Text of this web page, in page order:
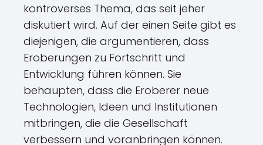
kontroverses Thema, das seit jeher
diskutiert wird. Auf der einen Seite gibt es
diejenigen, die argumentieren, dass
Eroberungen zu Fortschritt und
Entwicklung führen können. Sie
behaupten, dass die Eroberer neue
Technologien, Ideen und Institutionen
mitbringen, die die Gesellschaft
verbessern und voranbringen können.